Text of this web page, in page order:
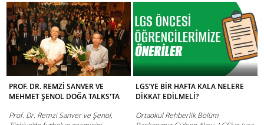
PROF. DR. REMZİ SANVER VE
MEHMET ŞENOL DOĞA TALKS'TA
Prof. Dr. Remzi Sanver ve Şenol,
LGS’YE BİR HAFTA KALA NELERE
DİKKAT EDİLMELİ?
Ortaokul Rehberlik Bölüm